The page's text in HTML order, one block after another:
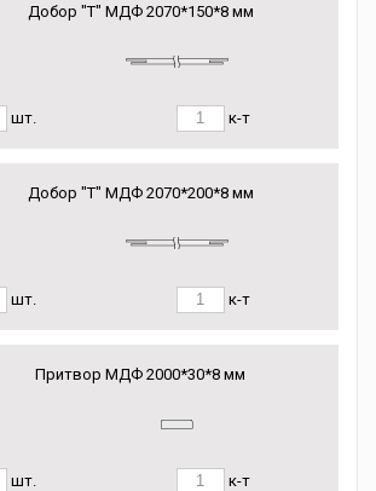
Добор "Т" МДФ 2070*150*8 мм
шт. к-т
Добор "Т" МДФ 2070*200*8 мм
шт. к-т
Притвор МДФ 2000*30*8 мм
шт. к-т